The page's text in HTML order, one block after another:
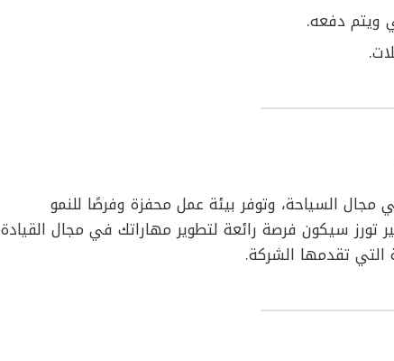
ويتم دفعه.
مجال السياحة، وتوفر بيئة عمل محفزة وفرصًا للنمو
تورز سيكون فرصة رائعة لتطوير مهاراتك في مجال القيادة
التي تقدمها الشركة.